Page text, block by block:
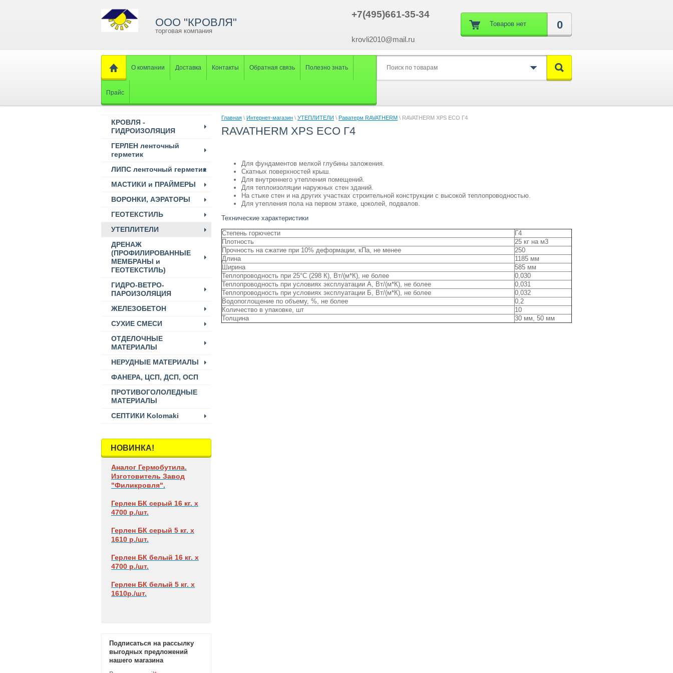
ООО "КРОВЛЯ"
торговая компания 0
Товаров нет
+7(495)661-35-34
krovli2010@mail.ru
О компании Доставка Контакты Обратная связь Полезно знать
Прайс
КРОВЛЯ -
ГИДРОИЗОЛЯЦИЯ
ГЕРЛЕН ленточный
герметик
ЛИПС ленточный герметик
МАСТИКИ и ПРАЙМЕРЫ
ВОРОНКИ, АЭРАТОРЫ
ГЕОТЕКСТИЛЬ
УТЕПЛИТЕЛИ
ДРЕНАЖ
(ПРОФИЛИРОВАННЫЕ
МЕМБРАНЫ и
ГЕОТЕКСТИЛЬ)
ГИДРО-ВЕТРО-
ПАРОИЗОЛЯЦИЯ
ЖЕЛЕЗОБЕТОН
СУХИЕ СМЕСИ
ОТДЕЛОЧНЫЕ
МАТЕРИАЛЫ
НЕРУДНЫЕ МАТЕРИАЛЫ
ФАНЕРА, ЦСП, ДСП, ОСП
ПРОТИВОГОЛОЛЕДНЫЕ
МАТЕРИАЛЫ
СЕПТИКИ Kolomaki
НОВИНКА!
Аналог Гермобутила.
Изготовитель Завод
"Филикровля".
Герлен БК серый 16 кг. х
4700 р./шт.
Герлен БК серый 5 кг. х
1610 р./шт.
Герлен БК белый 16 кг. х
4700 р./шт.
Герлен БК белый 5 кг. х
1610р./шт.
Подписаться на рассылку
выгодных предложений
нашего магазина
Главная \ Интернет-магазин \ УТЕПЛИТЕЛИ \ Раватерм RAVATHERM \ RAVATHERM XPS ECO Г4
RAVATHERM XPS ECO Г4
Для фундаментов мелкой глубины заложения.
Скатных поверхностей крыш.
Для внутреннего утепления помещений.
Для теплоизоляции наружных стен зданий.
На стыке стен и на других участках строительной конструкции с высокой теплопроводностью.
Для утепления пола на первом этаже, цоколей, подвалов.
Технические характеристики
Степень горючести
Г4
Плотность
25 кг на м3
Прочность на сжатие при 10% деформации, кПа, не менее
250
Длина
1185 мм
Ширина
585 мм
Теплопроводность при 25°С (298 К), Вт/(м*К), не более
0,030
Теплопроводность при условиях эксплуатации А, Вт/(м*К), не более
0,031
Теплопроводность при условиях эксплуатации Б, Вт/(м*К), не более
0,032
Водопоглощение по объему, %, не более
0,2
Количество в упаковке, шт
10
Толщина
30 мм, 50 мм